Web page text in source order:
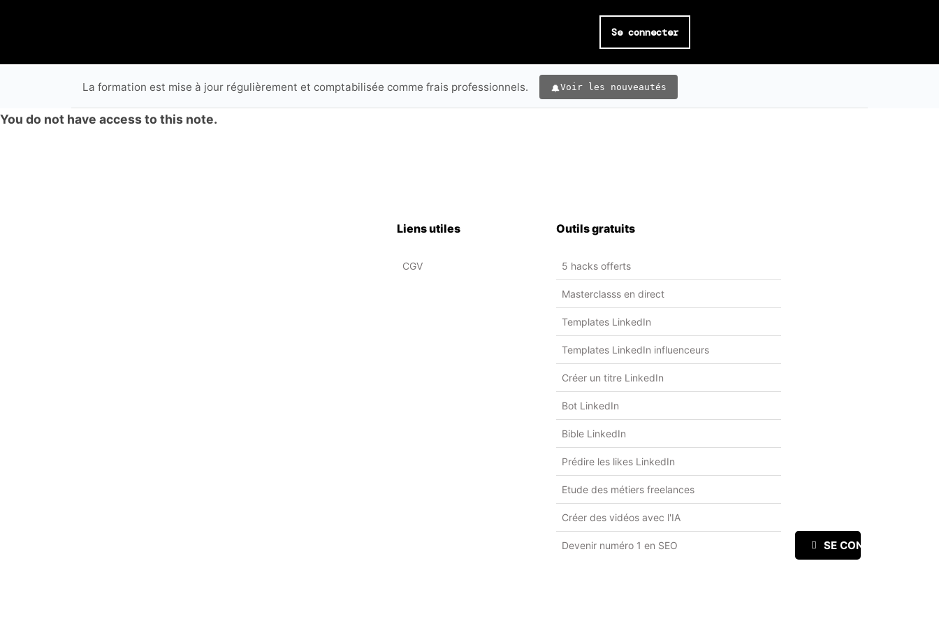
Se connecter
La formation est mise à jour régulièrement et comptabilisée comme frais professionnels. Voir les nouveautés
You do not have access to this note.
Liens utiles
CGV
Outils gratuits
5 hacks offerts
Masterclasss en direct
Templates LinkedIn
Templates LinkedIn influenceurs
Créer un titre LinkedIn
Bot LinkedIn
Bible LinkedIn
Prédire les likes LinkedIn
Etude des métiers freelances
Créer des vidéos avec l'IA
Devenir numéro 1 en SEO SE CONNECTER